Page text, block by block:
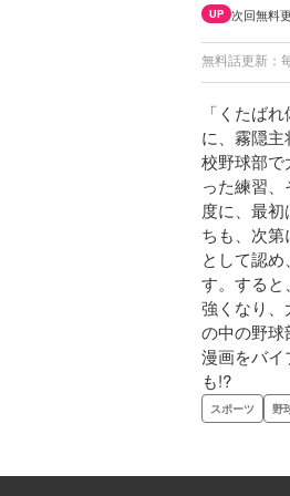
UP 次回無料
無料話更新：
「くたば
に、霧隠
校野球部で
った練習
度に、最
ちも、次
として認
す。すると
強くなり
の中の野
漫画をバ
も!?
スポーツ 野